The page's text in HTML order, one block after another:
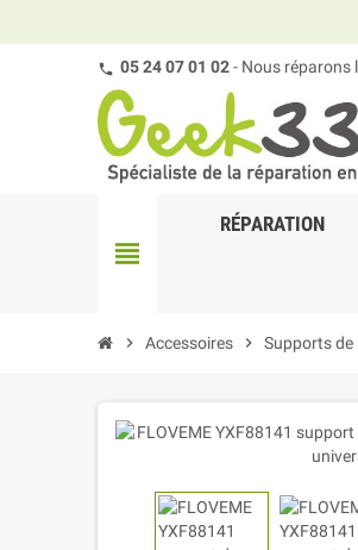
05 24 07 01 02- Nous réparons
view_headline
RÉPARATION
chevron_right Accessoires chevron_right Supports